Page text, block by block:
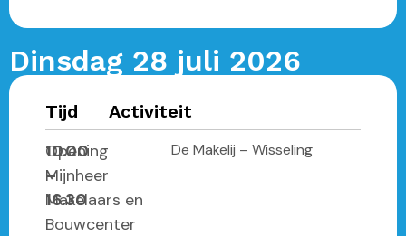
Dinsdag 28 juli 2026
Tijd
Activiteit
10.00
–
16.30
Opening
Mijnheer
Makelaars en
Bouwcenter
De Makelij – Wisseling